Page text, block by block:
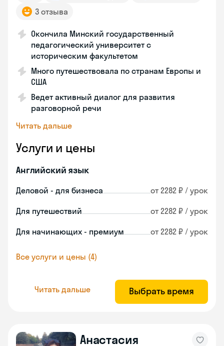
3 отзыва
Окончила Минский государственный
педагогический университет с
историческим факультетом
Много путешествовала по странам Европы и
США
Ведет активный диалог для развития
разговорной речи
Читать дальше
Услуги и цены
Английский язык
Деловой - для бизнеса от 2282 ₽ / урок
Для путешествий от 2282 ₽ / урок
Для начинающих - премиум от 2282 ₽ / урок
Все услуги и цены (4)
Читать дальше Выбрать время
Анастасия